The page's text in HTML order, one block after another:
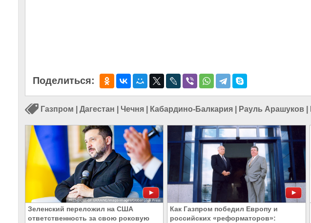
Поделиться:
Газпром Дагестан Чечня Кабардино-Балкария Рауль Арашуков
Зеленский переложил на США
ответственность за свою роковую
Как Газпром победил Европу и
российских «реформаторов»: